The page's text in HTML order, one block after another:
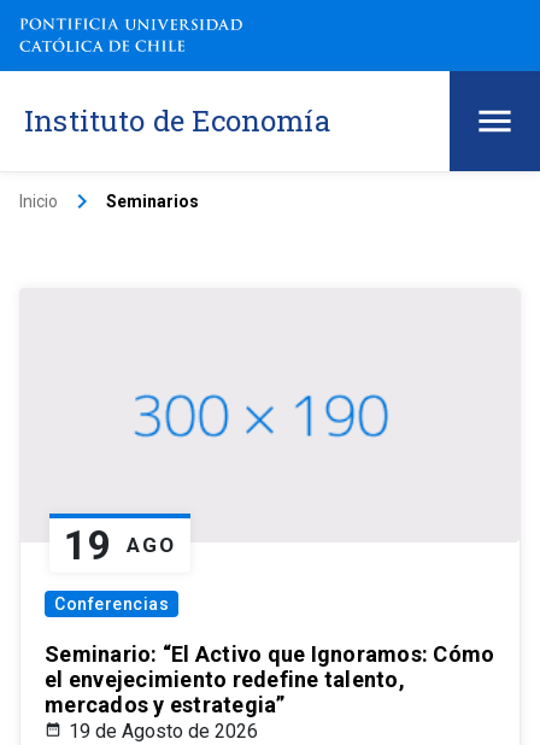
Instituto de Economía
Inicio keyboard_arrow_right Seminarios
19 AGO
Conferencias
Seminario: “El Activo que Ignoramos: Cómo
el envejecimiento redefine talento,
mercados y estrategia”
19 de Agosto de 2026